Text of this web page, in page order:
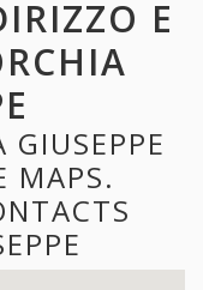
E
MAPS.